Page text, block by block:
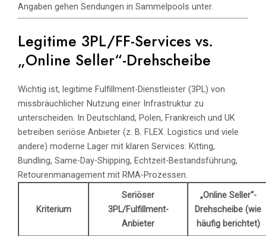
Angaben gehen Sendungen in Sammelpools unter.
Legitime 3PL/FF-Services vs.
„Online Seller“-Drehscheibe
Wichtig ist, legitime Fulfillment-Dienstleister (3PL) von
missbräuchlicher Nutzung einer Infrastruktur zu
unterscheiden. In Deutschland, Polen, Frankreich und UK
betreiben seriöse Anbieter (z. B. FLEX. Logistics und viele
andere) moderne Lager mit klaren Services: Kitting,
Bundling, Same-Day-Shipping, Echtzeit-Bestandsführung,
Retourenmanagement mit RMA-Prozessen.
Kriterium
Seriöser
3PL/Fulfillment-
Anbieter
„Online Seller“-
Drehscheibe (wie
häufig berichtet)